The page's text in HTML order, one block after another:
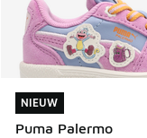
NIEUW
Puma Palermo
NIEUW